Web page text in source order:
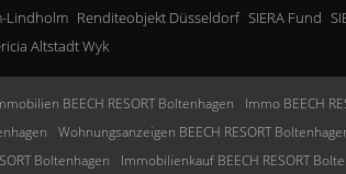
Lindholm Renditeobjekt Düsseldorf SIERA Fund
Altstadt Wyk
BEECH RESORT Boltenhagen Immo BEECH
Wohnungsanzeigen BEECH RESORT
Boltenhagen Immobilienkauf BEECH RESORT